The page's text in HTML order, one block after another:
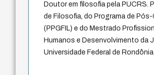
Doutor em filosofia pela PUCRS.
de Filosofia, do Programa de
(PPGFIL) e do Mestrado
Humanos e Desenvolvimento da
Universidade Federal de Rondônia